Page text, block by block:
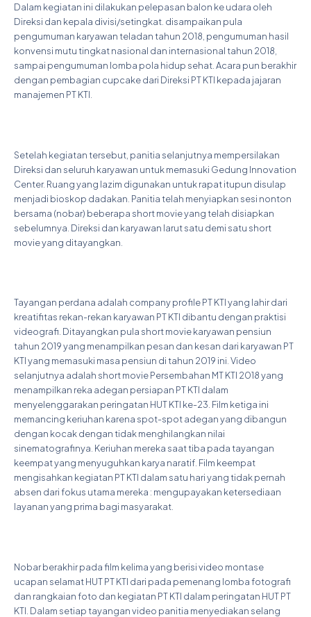
Dalam kegiatan ini dilakukan pelepasan balon ke udara oleh
Direksi dan kepala divisi/setingkat. disampaikan pula
pengumuman karyawan teladan tahun 2018, pengumuman hasil
konvensi mutu tingkat nasional dan internasional tahun 2018,
sampai pengumuman lomba pola hidup sehat. Acara pun berakhir
dengan pembagian cupcake dari Direksi PT KTI kepada jajaran
manajemen PT KTI.
Setelah kegiatan tersebut, panitia selanjutnya mempersilakan
Direksi dan seluruh karyawan untuk memasuki Gedung Innovation
Center. Ruang yang lazim digunakan untuk rapat itupun disulap
menjadi bioskop dadakan. Panitia telah menyiapkan sesi nonton
bersama (nobar) beberapa short movie yang telah disiapkan
sebelumnya. Direksi dan karyawan larut satu demi satu short
movie yang ditayangkan.
Tayangan perdana adalah company profile PT KTI yang lahir dari
kreatifitas rekan-rekan karyawan PT KTI dibantu dengan praktisi
videografi. Ditayangkan pula short movie karyawan pensiun
tahun 2019 yang menampilkan pesan dan kesan dari karyawan PT
KTI yang memasuki masa pensiun di tahun 2019 ini. Video
selanjutnya adalah short movie Persembahan MT KTI 2018 yang
menampilkan reka adegan persiapan PT KTI dalam
menyelenggarakan peringatan HUT KTI ke-23. Film ketiga ini
memancing keriuhan karena spot-spot adegan yang dibangun
dengan kocak dengan tidak menghilangkan nilai
sinematografinya. Keriuhan mereka saat tiba pada tayangan
keempat yang menyuguhkan karya naratif. Film keempat
mengisahkan kegiatan PT KTI dalam satu hari yang tidak pernah
absen dari fokus utama mereka : mengupayakan ketersediaan
layanan yang prima bagi masyarakat.
Nobar berakhir pada film kelima yang berisi video montase
ucapan selamat HUT PT KTI dari pada pemenang lomba fotografi
dan rangkaian foto dan kegiatan PT KTI dalam peringatan HUT PT
KTI. Dalam setiap tayangan video panitia menyediakan selang